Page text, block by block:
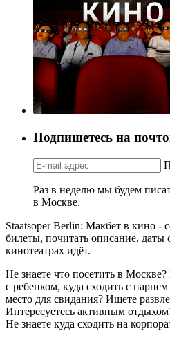
Подпишетесь на
Раз в неделю мы будем
в Москве.
Staatsoper Berlin: Макбет в кино -
билеты, почитать описание, даты
кинотеатрах идёт.
Не знаете что посетить в
с ребенком, куда сходить с
место для свидания? Ищете
Интересуетесь активным
Не знаете куда сходить на